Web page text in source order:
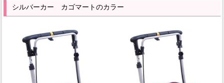
シルバーカー カゴマートのカラー